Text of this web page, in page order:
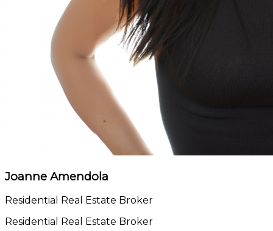
Joanne Amendola
Residential Real Estate Broker
Residential Real Estate Broker